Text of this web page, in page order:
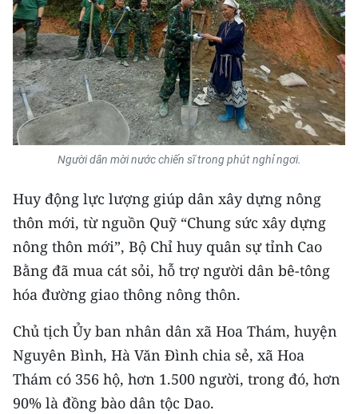
Người dân mời nước chiến sĩ trong phút nghỉ ngơi.
Huy động lực lượng giúp dân xây dựng nông
thôn mới, từ nguồn Quỹ “Chung sức xây dựng
nông thôn mới”, Bộ Chỉ huy quân sự tỉnh Cao
Bằng đã mua cát sỏi, hỗ trợ người dân bê-tông
hóa đường giao thông nông thôn.
Chủ tịch Ủy ban nhân dân xã Hoa Thám, huyện
Nguyên Bình, Hà Văn Đình chia sẻ, xã Hoa
Thám có 356 hộ, hơn 1.500 người, trong đó, hơn
90% là đồng bào dân tộc Dao.